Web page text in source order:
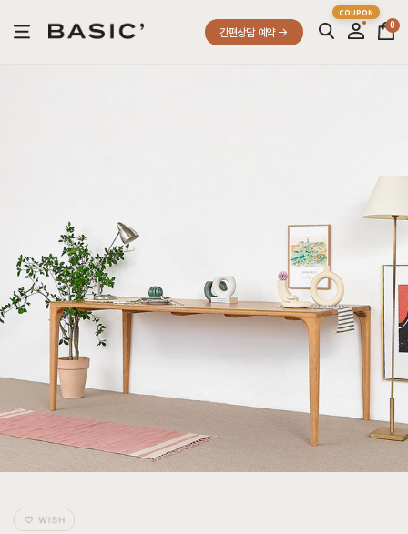
간편상담 예약
0